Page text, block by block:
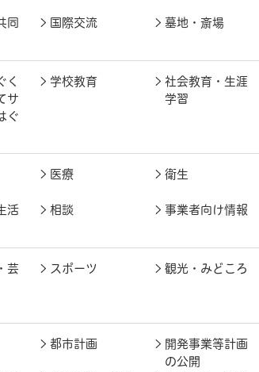
同
国際交流 墓地・斎場
く
サ
ぐ
学校教育
社会教育・生涯
学習
医療 衛生
活
相談 事業者向け情報
芸
スポーツ 観光・みどころ
都市計画
開発事業等計画
の公開